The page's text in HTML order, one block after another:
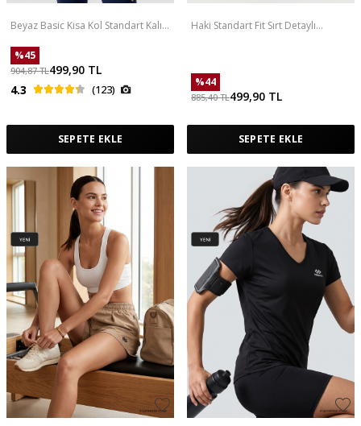
Beyaz Basic Kısa Kol Standart Kalıp
%45
904,87TL499,90 TL
4.3
(123)
SEPETE EKLE
Haki Standart Fit Sırt Detaylı
%44
885,40TL499,90 TL
SEPETE EKLE